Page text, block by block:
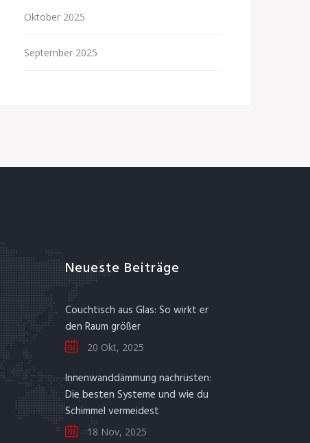
Oktober 2025
September 2025
Neueste Beiträge
Couchtisch aus Glas: So wirkt er
den Raum größer
20 Okt, 2025
Innenwanddämmung nachrüsten:
Die besten Systeme und wie du
Schimmel vermeidest
18 Nov, 2025